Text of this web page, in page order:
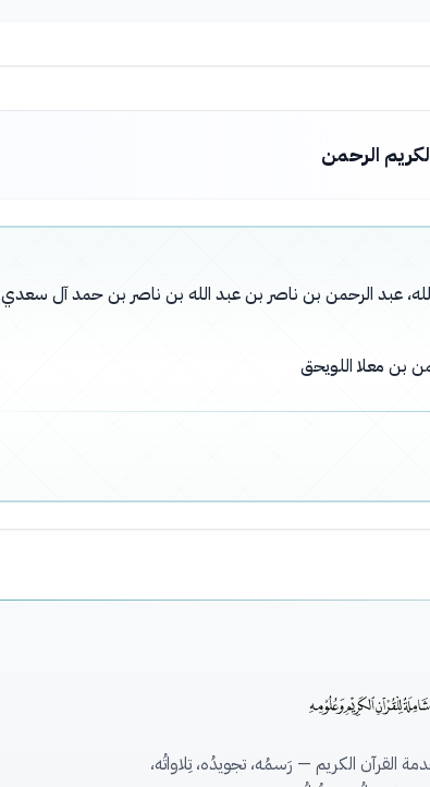
الرحمن
عبد الرحمن بن ناصر بن عبد الله بن ناصر بن حمد آل سعدي
بن معلا اللويحق
القرآن الكريم — رَسمُه، تجويدُه، تِلاواتُه،